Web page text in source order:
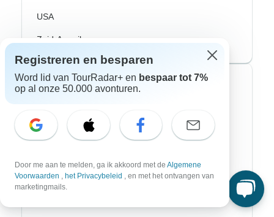
USA
Zuid-Amerika
Top avonturenstijlen
Fiets Rondreizen
Riviercruises
Registreren en besparen
Word lid van TourRadar+ en bespaar tot 7%
op al onze 50.000 avonturen.
Door me aan te melden, ga ik akkoord met de Algemene
Voorwaarden , het Privacybeleid , en met het ontvangen van
marketingmails.